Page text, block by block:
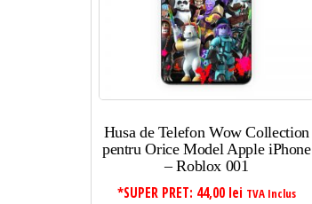
mare
Husa de Telefon Wow Collection
pentru Orice Model Apple iPhone
– Roblox 001
*SUPER PRET: 44,00 lei TVA Inclus